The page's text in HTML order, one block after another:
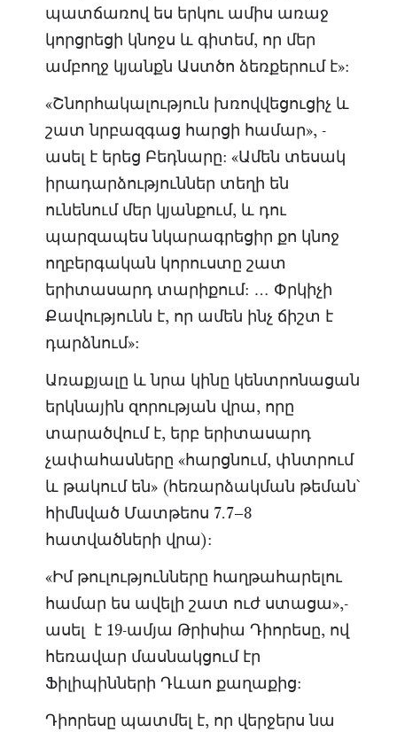
պատճառով ես երկու ամիս առաջ
կորցրեցի կնոջս և գիտեմ, որ մեր
ամբողջ կյանքն Աստծո ձեռքերում է»:
«Շնորհակալություն խռովվեցուցիչ և
շատ նրբազգաց հարցի համար», -
ասել է երեց Բեդնարը: «Ամեն տեսակ
իրադարձություններ տեղի են
ունենում մեր կյանքում, և դու
պարզապես նկարագրեցիր քո կնոջ
ողբերգական կորուստը շատ
երիտասարդ տարիքում: … Փրկիչի
Քավությունն է, որ ամեն ինչ ճիշտ է
դարձնում»:
Առաքյալը և նրա կինը կենտրոնացան
երկնային զորության վրա, որը
տարածվում է, երբ երիտասարդ
չափահասները «հարցնում, փնտրում
և թակում են» (հեռարձակման թեման՝
հիմնված Մատթեոս 7.7–8
հատվածների վրա):
«Իմ թուլությունները հաղթահարելու
համար ես ավելի շատ ուժ ստացա»,-
ասել է 19-ամյա Թրիսիա Դիորեսը, ով
հեռավար մասնակցում էր
Ֆիլիպինների Դևաո քաղաքից:
Դիորեսը պատմել է, որ վերջերս նա